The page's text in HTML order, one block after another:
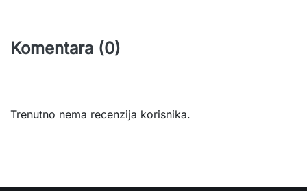
Komentara (0)
Trenutno nema recenzija korisnika.